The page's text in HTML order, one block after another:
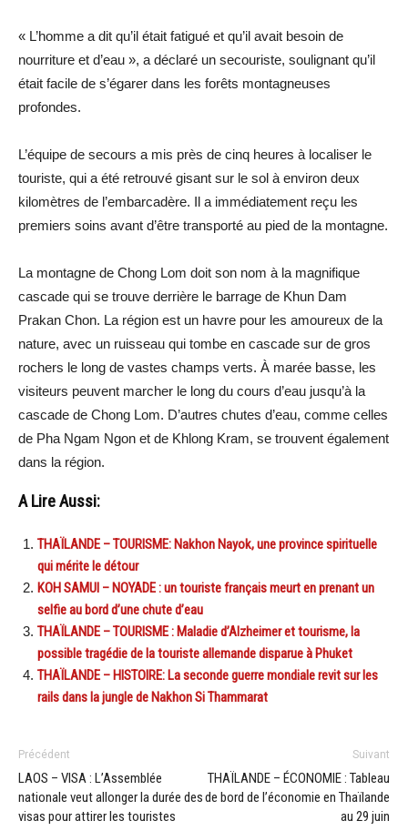
« L’homme a dit qu’il était fatigué et qu’il avait besoin de
nourriture et d’eau », a déclaré un secouriste, soulignant qu’il
était facile de s’égarer dans les forêts montagneuses
profondes.
L’équipe de secours a mis près de cinq heures à localiser le
touriste, qui a été retrouvé gisant sur le sol à environ deux
kilomètres de l’embarcadère. Il a immédiatement reçu les
premiers soins avant d’être transporté au pied de la montagne.
La montagne de Chong Lom doit son nom à la magnifique
cascade qui se trouve derrière le barrage de Khun Dam
Prakan Chon. La région est un havre pour les amoureux de la
nature, avec un ruisseau qui tombe en cascade sur de gros
rochers le long de vastes champs verts. À marée basse, les
visiteurs peuvent marcher le long du cours d’eau jusqu’à la
cascade de Chong Lom. D’autres chutes d’eau, comme celles
de Pha Ngam Ngon et de Khlong Kram, se trouvent également
dans la région.
A Lire Aussi:
THAÏLANDE – TOURISME: Nakhon Nayok, une province spirituelle
qui mérite le détour
KOH SAMUI – NOYADE : un touriste français meurt en prenant un
selfie au bord d’une chute d’eau
THAÏLANDE – TOURISME : Maladie d’Alzheimer et tourisme, la
possible tragédie de la touriste allemande disparue à Phuket
THAÏLANDE – HISTOIRE: La seconde guerre mondiale revit sur les
rails dans la jungle de Nakhon Si Thammarat
Précédent
LAOS – VISA : L’Assemblée
nationale veut allonger la durée des
visas pour attirer les touristes
Suivant
THAÏLANDE – ÉCONOMIE : Tableau
de bord de l’économie en Thaïlande
au 29 juin